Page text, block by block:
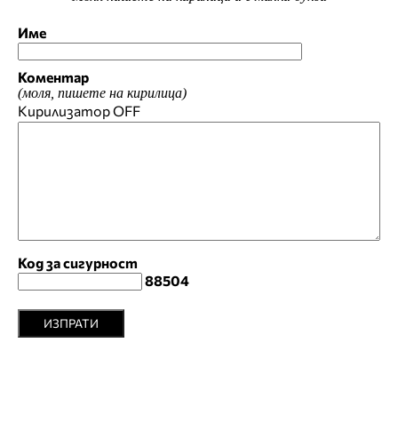
Име
Коментар
(моля, пишете на кирилица)
КирилизаторOFF
Код за сигурност
88504
ИЗПРАТИ